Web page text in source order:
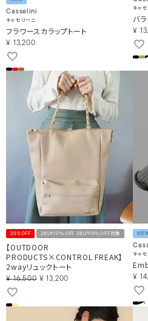
Casselini
キャセリーニ
フラワースカラップトート
¥ 13,200
キャ
バ
¥
20%OFF 2BUY10％OFF 3BUY15％OFF対象
【OUTDOOR
PRODUCTS×CONTROL FREAK】
2wayリュックトート
¥ 16,500 ¥ 13,200
キャ
¥